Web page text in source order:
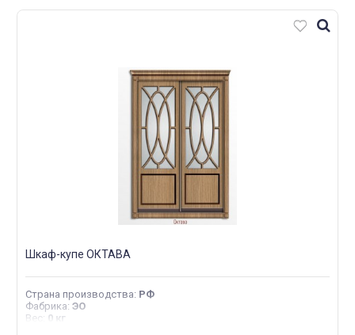
Шкаф-купе ОКТАВА
Страна производства: РФ
Фабрика: ЭО
Вес : 0 кг